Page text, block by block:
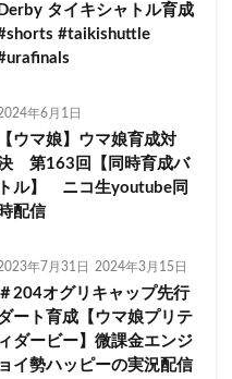
Derby タイキシャトル育成
#taikishuttle
年6月1日
【ウマ娘】ウマ娘育成対
第163回【同時育成バ
トル】 ニコ生youtube同
時配信
年7月31日 2024年3月15日
＃204オグリキャップ先行
ート育成【ウマ娘プリテ
ィダービー】微課金エンジ
ョイ勢ハッピーの実況配信